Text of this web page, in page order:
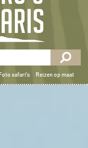
Foto safari's Reizen op maat